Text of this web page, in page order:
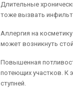
Длительные
тоже вызвать
Аллергия на
может возникнуть
Повышенная
потеющих участков. К
ступней.